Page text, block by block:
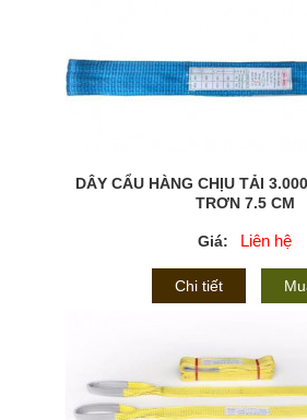
DÂY CẨU HÀNG CHỊU TẢI
TRƠN 7.5 CM
Giá: Liên hệ
Chi tiết